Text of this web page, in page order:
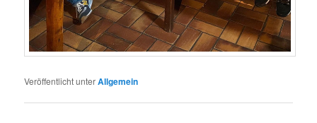
Veröffentlicht unterAllgemein